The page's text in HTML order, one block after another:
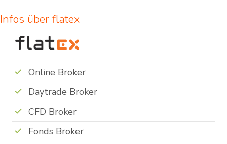
Infos über flatex
Online Broker
Daytrade Broker
CFD Broker
Fonds Broker